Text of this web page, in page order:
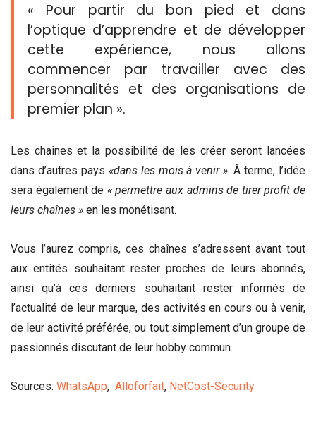
« Pour partir du bon pied et dans
l’optique d’apprendre et de développer
cette expérience, nous allons
commencer par travailler avec des
personnalités et des organisations de
premier plan ».
Les chaînes et la possibilité de les créer seront lancées
dans d’autres pays «dans les mois à venir ». À terme, l’idée
sera également de « permettre aux admins de tirer profit de
leurs chaînes » en les monétisant.
Vous l’aurez compris, ces chaînes s’adressent avant tout
aux entités souhaitant rester proches de leurs abonnés,
ainsi qu’à ces derniers souhaitant rester informés de
l’actualité de leur marque, des activités en cours ou à venir,
de leur activité préférée, ou tout simplement d’un groupe de
passionnés discutant de leur hobby commun.
Sources: WhatsApp, Alloforfait, NetCost-Security